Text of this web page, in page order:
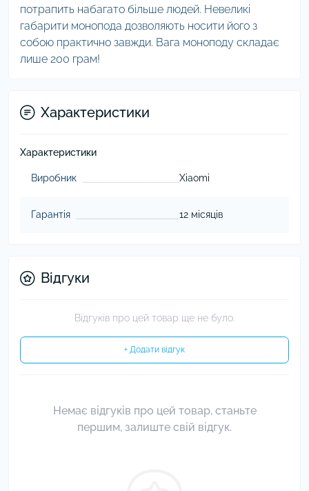
потрапить набагато більше людей. Невеликі
габарити монопода дозволяють носити його з
собою практично завжди. Вага моноподу складає
лише 200 грам!
Характеристики
Характеристики
Виробник Xiaomi
Гарантія 12 місяців
Відгуки
Відгуків про цей товар ще не було.
+ Додати відгук
Немає відгуків про цей товар, станьте
першим, залиште свій відгук.